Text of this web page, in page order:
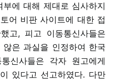
에 대해 제대로 심사하지
어 비판 사이트에 대한 접
고, 피고 이동통신사들은
은 과실을 인정하여 한국
신사들은 각자 원고에게
있다고 선고하였다. 다만